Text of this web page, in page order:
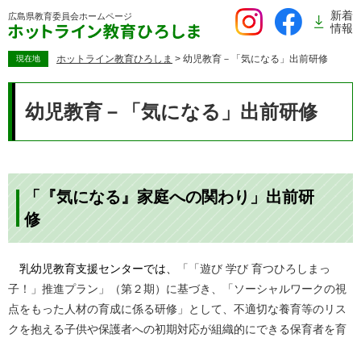
ー
広島県教育委員会ホームページ
新着
情報
現在地 ホットライン教育ひろしま > 幼児教育－「気になる」出前研修
幼児教育－「気になる」出前研修
「『気になる』家庭への関わり」出前研
修
乳幼児教育支援センターでは、
「「遊び 学び 育つひろしまっ
子！」推進プラン」（第２期）に基づき、「ソーシャルワークの視
点をもった人材の育成に係る研修」として、不適切な養育等のリス
クを抱える子供や保護者への初期対応が組織的にできる保育者を育